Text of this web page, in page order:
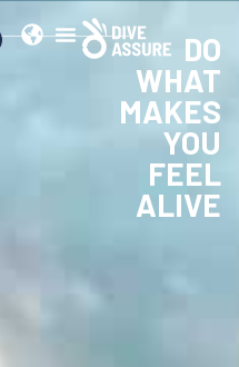
DO
WHAT
MAKES
YOU
FEEL
ALIVE